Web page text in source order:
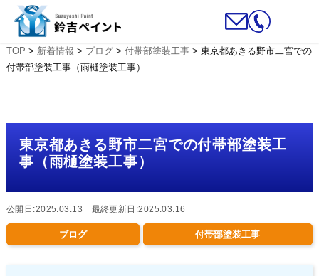
TOP > 新着情報 > ブログ> 付帯部塗装工事> 東京都あきる野市二宮での
付帯部塗装工事（雨樋塗装工事）
東京都あきる野市二宮での付帯部塗装工
事（雨樋塗装工事）
公開日:2025.03.13 最終更新日:2025.03.16
ブログ 付帯部塗装工事